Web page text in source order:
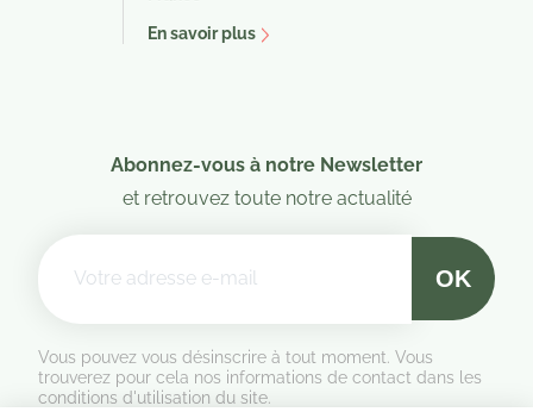
En savoir plus
Abonnez-vous à notre Newsletter
et retrouvez toute notre actualité
Vous pouvez vous désinscrire à tout moment. Vous
trouverez pour cela nos informations de contact dans les
conditions d'utilisation du site.